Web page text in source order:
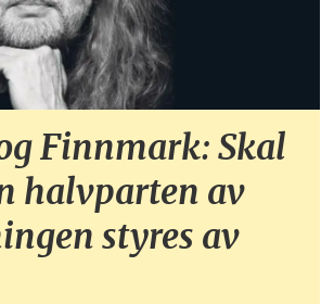
Finnmark: Skal
halvparten av
styres av